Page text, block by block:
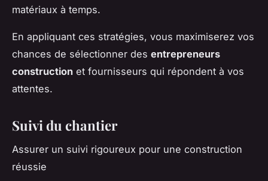
matériaux à temps.
En appliquant ces stratégies, vous maximiserez vos
chances de sélectionner des entrepreneurs
construction et fournisseurs qui répondent à vos
attentes.
Suivi du chantier
Assurer un suivi rigoureux pour une construction
réussie